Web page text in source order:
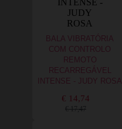
BALA VIBRATÓRIA
COM CONTROLO
REMOTO
RECARREGÁVEL
INTENSE - JUDY ROSA
€ 14,74
€ 17,47